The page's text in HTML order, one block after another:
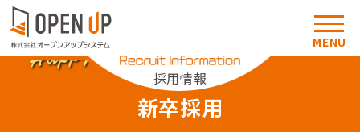
採用情報
MENU
新卒採用